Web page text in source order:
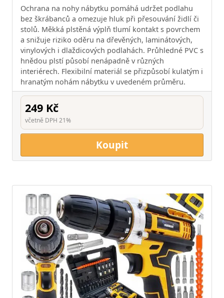
Ochrana na nohy nábytku pomáhá udržet podlahu
bez škrábanců a omezuje hluk při přesouvání židlí či
stolů. Měkká plstěná výplň tlumí kontakt s povrchem
a snižuje riziko oděru na dřevěných, laminátových,
vinylových i dlaždicových podlahách. Průhledné PVC s
hnědou plstí působí nenápadně v různých
interiérech. Flexibilní materiál se přizpůsobí kulatým i
hranatým nohám nábytku v uvedeném průměru.
249 Kč
včetně DPH 21%
Koupit